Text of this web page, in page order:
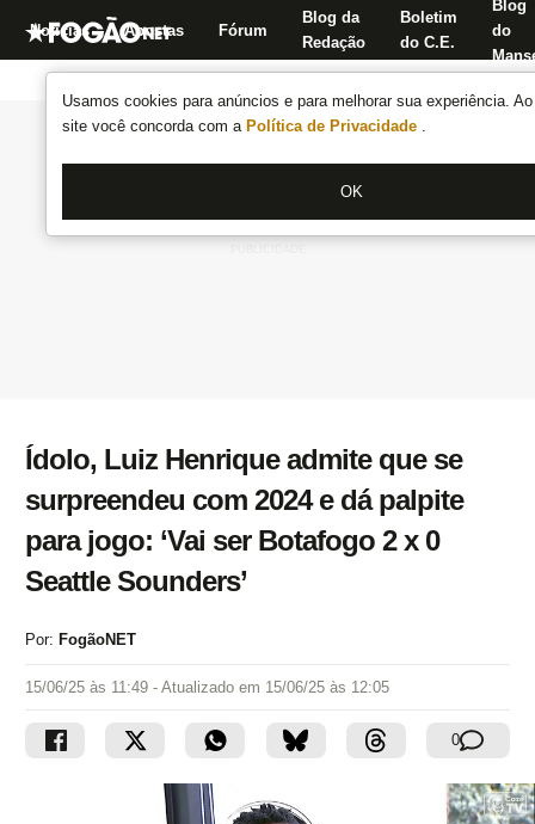
Usamos cookies para anúncios e para melhorar sua experiência.
site você concorda com a Política de Privacidade .
OK
Notícias Apostas Fórum
Blog da
Redação
Boletim
do C.E.
Blog
do
Ídolo, Luiz Henrique admite que se
surpreendeu com 2024 e dá palpite
para jogo: ‘Vai ser Botafogo 2 x 0
Seattle Sounders’
Por: FogãoNET
15/06/25 às 11:49 - Atualizado em 15/06/25 às 12:05
0